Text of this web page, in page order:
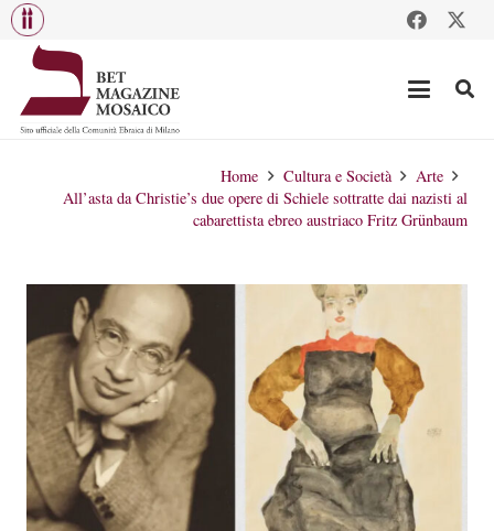
Home Cultura e Società
Arte
All’asta da Christie’s due opere di Schiele sottratte dai nazisti al
cabarettista ebreo austriaco Fritz Grünbaum